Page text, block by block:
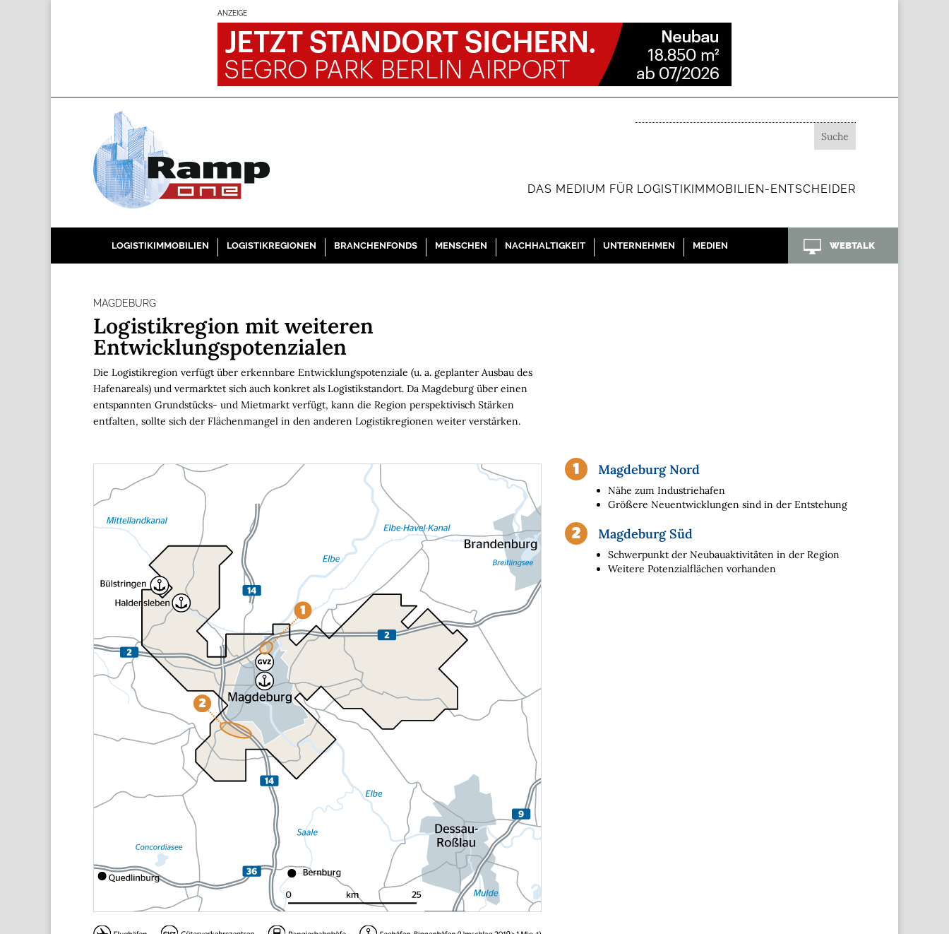
ANZEIGE
DAS MEDIUM FÜR LOGISTIKIMMOBILIEN-ENTSCHEIDER
LOGISTIKIMMOBILIEN LOGISTIKREGIONEN BRANCHENFONDS MENSCHEN NACHHALTIGKEIT UNTERNEHMEN MEDIEN  WEBTALK
MAGDEBURG
Logistikregion mit weiteren
Entwicklungspotenzialen
Die Logistikregion verfügt über erkennbare Entwicklungspotenziale (u. a. geplanter Ausbau des
Hafenareals) und vermarktet sich auch konkret als Logistikstandort. Da Magdeburg über einen
entspannten Grundstücks- und Mietmarkt verfügt, kann die Region perspektivisch Stärken
entfalten, sollte sich der Flächenmangel in den anderen Logistikregionen weiter verstärken.
Magdeburg Nord
Nähe zum Industriehafen
Größere Neuentwicklungen sind in der Entstehung
Magdeburg Süd
Schwerpunkt der Neubauaktivitäten in der Region
Weitere Potenzialflächen vorhanden